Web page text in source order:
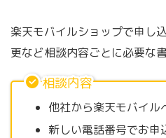
楽天モバイルショップで申し
更など相談内容ごとに必要な
相談内容
他社から楽天モバイル
新しい電話番号でお申